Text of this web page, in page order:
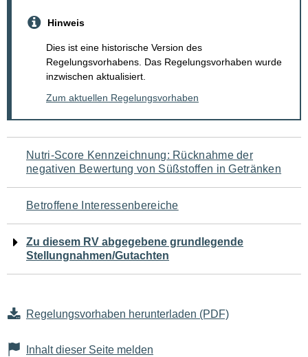
Hinweis
Dies ist eine historische Version des
Regelungsvorhabens. Das Regelungsvorhaben wurde
inzwischen aktualisiert.
Zum aktuellen Regelungsvorhaben
Navigation
für
den
Seiteninhalt
Nutri-Score Kennzeichnung: Rücknahme der
negativen Bewertung von Süßstoffen in Getränken
Betroffene Interessenbereiche
Zu diesem RV abgegebene grundlegende
Stellungnahmen/Gutachten
Regelungsvorhaben herunterladen (PDF)
Inhalt dieser Seite melden